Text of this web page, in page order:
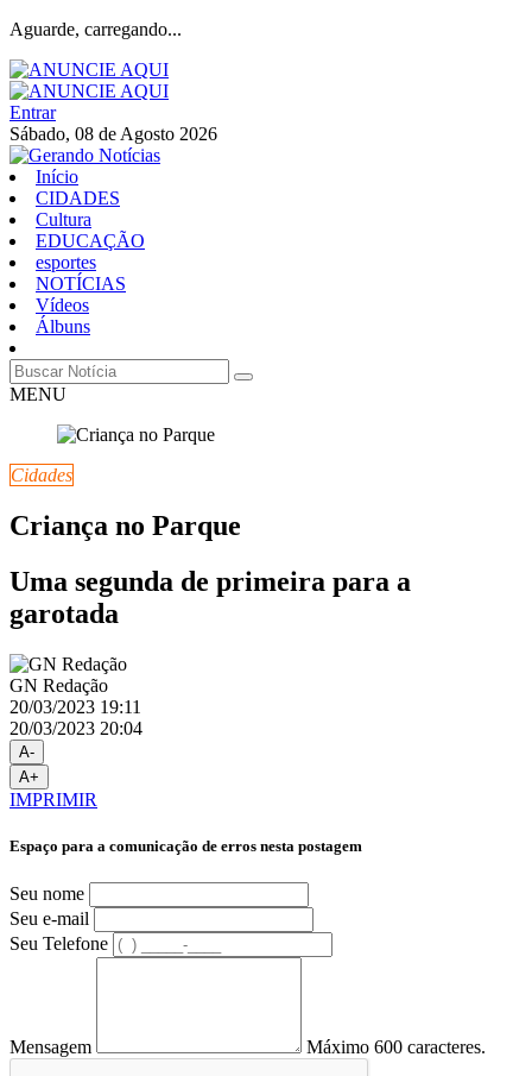
Aguarde, carregando...
Entrar
Sábado, 08 de Agosto 2026
Início
CIDADES
Cultura
EDUCAÇÃO
esportes
NOTÍCIAS
Vídeos
Álbuns
MENU
Cidades
Criança no Parque
Uma segunda de primeira para a
garotada
GN Redação
20/03/2023 19:11
20/03/2023 20:04
A-
A+
IMPRIMIR
Espaço para a comunicação de erros nesta postagem
Seu nome
Seu e-mail
Seu Telefone
Mensagem Máximo 600 caracteres.